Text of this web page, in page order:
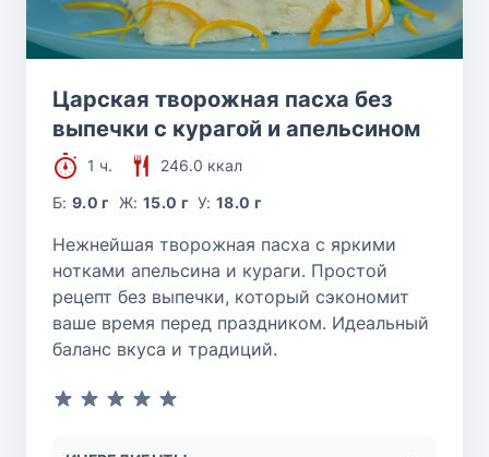
Царская творожная пасха без
выпечки с курагой и апельсином
1 ч.
246.0 ккал
Б:9.0 г Ж: 15.0 г У:18.0 г
Нежнейшая творожная пасха с яркими
нотками апельсина и кураги. Простой
рецепт без выпечки, который сэкономит
ваше время перед праздником. Идеальный
баланс вкуса и традиций.